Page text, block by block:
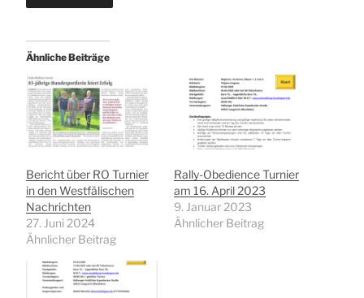
Ähnliche Beiträge
Bericht über RO Turnier
in den Westfälischen
Nachrichten
27. Juni 2024
Ähnlicher Beitrag
Rally-Obedience Turnier
am 16. April 2023
9. Januar 2023
Ähnlicher Beitrag